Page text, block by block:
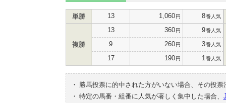
単勝 13 1,060円 8番人気
複勝
13 360円 9番人気
9 260円 3番人気
17 190円 1 番人気
・
勝馬投票に的中された方がいない場合、その投
・ 特定の馬番・組番に人気が著しく集中した場合、